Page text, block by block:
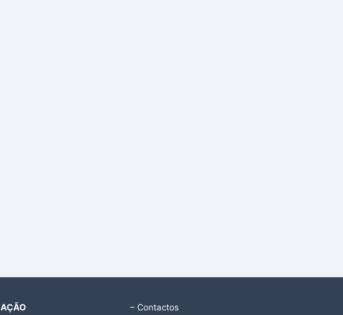
– Contactos